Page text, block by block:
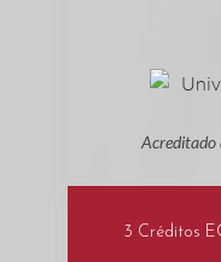
Acreditado
3 Créditos